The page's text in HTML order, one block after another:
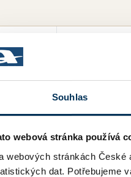
Souhlas
webová stránka používá
webových stránkách
dat. Potřebujeme
47812
Aktivní